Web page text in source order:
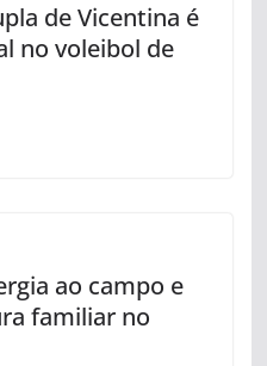
de Vicentina é
no voleibol de
ao campo e
familiar no